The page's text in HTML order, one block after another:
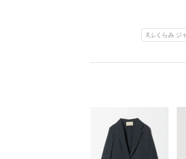
#ふくらみ ジ